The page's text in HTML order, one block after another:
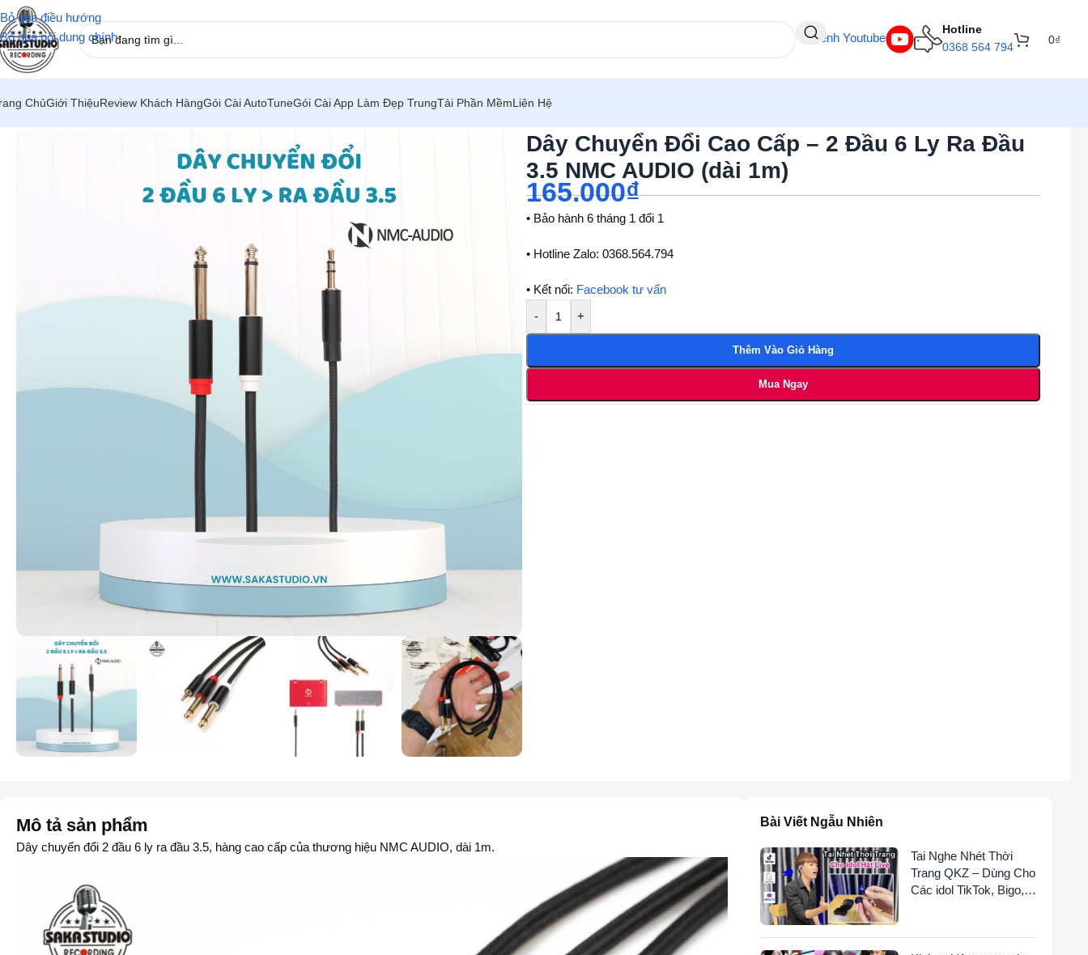
Bỏ qua điều hướng
Bỏ qua nội dung chính
Kênh Youtube
Hotline
0368 564 794
0₫
ChủGiới ThiệuReview Khách HàngGói Cài AutoTuneGói Cài App Làm Đẹp TrungTải Phần MềmLiên Hệ
Dây Chuyển Đổi Cao Cấp – 2 Đầu 6 Ly Ra Đầu
3.5 NMC AUDIO (dài 1m)
165.000₫
• Bảo hành 6 tháng 1 đổi 1
• Hotline Zalo: 0368.564.794
• Kết nối: Facebook tư vấn
-
+
Thêm Vào Giỏ Hàng
Mua Ngay
Mô tả sản phẩm
Dây chuyển đổi 2 đầu 6 ly ra đầu 3.5, hàng cao cấp của thương hiệu NMC AUDIO, dài 1m.
Bài Viết Ngẫu Nhiên
Tai Nghe Nhét Thời
Trang QKZ – Dùng Cho
Các idol TikTok, Bigo,